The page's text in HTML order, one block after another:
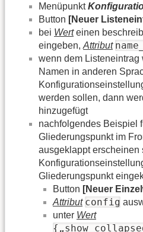
Menüpunkt
Button [Neuer
bei Werteinen
eingeben, Attribut
wenn dem Listeneintrag
Namen in anderen
werden sollen, dann
hinzugefügt
nachfolgendes Beispiel
Gliederungspunkt im
ausgeklappt erscheinen
Gliederungspunkt
Button [Neuer
Attribut config
unter Wert